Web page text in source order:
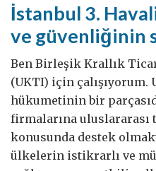
İstanbul 3.
ve güvenliğinin
Ben Birleşik Krallık
(UKTI) için
hükumetinin bir
firmalarına uluslararası
konusunda destek
ülkelerin istikrarlı ve